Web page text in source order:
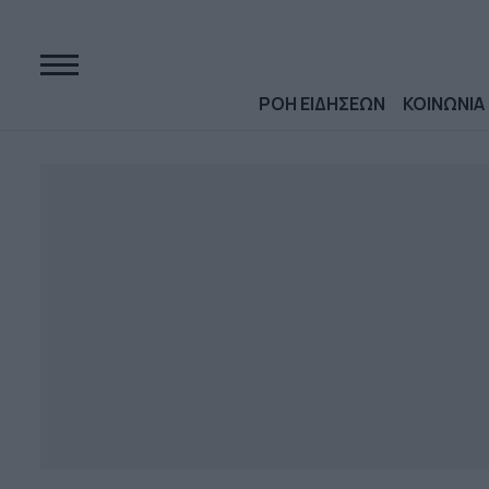
ΡΟΗ ΕΙΔΗΣΕΩΝ ΚΟΙΝΩΝΙΑ